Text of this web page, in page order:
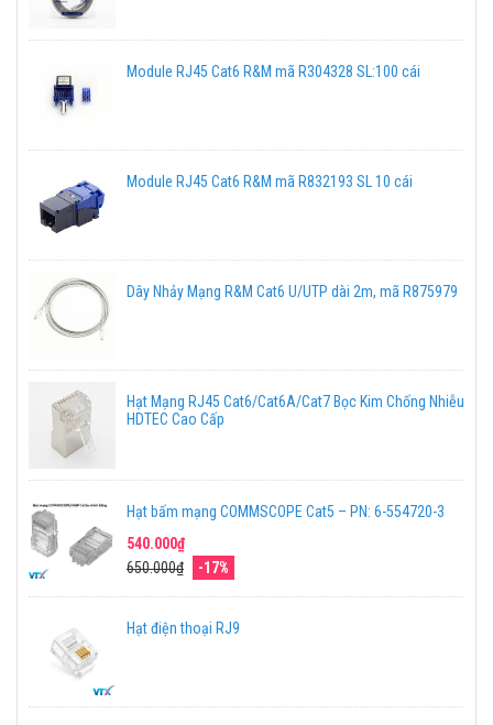
Module RJ45 Cat6 R&M mã R304328 SL:100 cái
Module RJ45 Cat6 R&M mã R832193 SL 10 cái
Dây Nhảy Mạng R&M Cat6 U/UTP dài 2m, mã R875979
Hạt Mạng RJ45 Cat6/Cat6A/Cat7 Bọc Kim Chống Nhiễu
HDTEC Cao Cấp
Hạt bấm mạng COMMSCOPE Cat5 – PN: 6-554720-3
540.000₫
650.000₫
-17%
Hạt điện thoại RJ9